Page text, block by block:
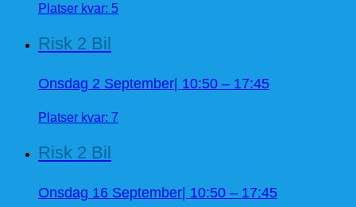
Platser kvar: 5
Risk 2 Bil
Onsdag 2 September| 10:50 – 17:45
Platser kvar: 7
Risk 2 Bil
Onsdag 16 September| 10:50 – 17:45